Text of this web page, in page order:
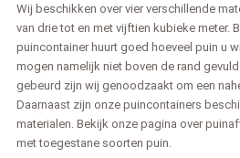
Wij beschikken over vier verschillende
van drie tot en met vijftien kubieke meter.
puincontainer huurt goed hoeveel puin u
mogen namelijk niet boven de rand
gebeurd zijn wij genoodzaakt om een
Daarnaast zijn onze puincontainers
materialen. Bekijk onze pagina over
met toegestane soorten puin.